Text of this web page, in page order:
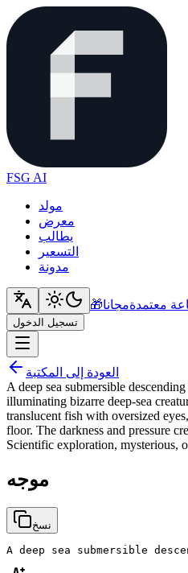
FSG AI
مولد
معرض
يطالب
التسعير
مدونة
🎁مجانا
تسجيل الدخول
العودة إلى المكتبة
A deep sea submersible
illuminating bizarre deep-sea
translucent fish with oversized
floor. The darkness and pressure
Scientific exploration, mysterious,
موجه
نسخ
A deep sea submersible